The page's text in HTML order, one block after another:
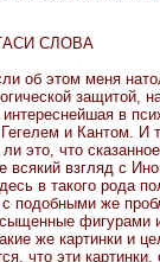
СЛОВА
об этом меня
защитой,
в
и Кантом. И
ли это, что
всякий взгляд с
в такого рода
с подобными же
фигурами
же картинки и
что эти